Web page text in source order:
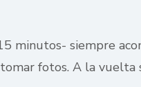
minutos- siempre
fotos. A la vuelta